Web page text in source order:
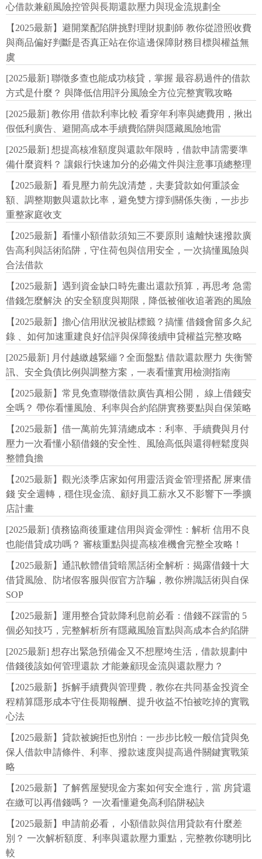
心借款兼顧風險控管與長期還款壓力與現金流規劃全
【2025最新】避開業配陷阱挑對理財規劃師 教你從證照收費
與商品偏好判斷是否真正站在你這邊保障財務目標與權益無
虞
[2025最新] 聯徵多查也能成功核貸，掌握 最容易過件的借款
方式是什麼？ 與降低信用評分風險全方位完整實戰攻略
[2025最新] 教你用 借款利率比較 看穿年利率與總費用，揪出
假低利廣告、避開高成本手續費陷阱與隱藏風險地雷
[2025最新] 想提高核准額度與還款年限時，借款申請需要準
備什麼資料？ 讓銀行快速加分的必備文件與注意事項總整理
【2025最新】看見壓力前先說清楚，夫妻貸款如何重談金
額、調整期數與還款比率，避免雙方撐到關係失衡，一步步
重整家庭收支
【2025最新】看懂小額借款須知三不要原則 遠離快速撥款廣
告高利與話術陷阱，守住荷包與信用安全，一次搞懂風險與
合法借款
【2025最新】遇到資金缺口時先畫出還款預算，再思考 急需
借錢怎麼解決 的安全額度與期限，降低被催收追著跑的風險
【2025最新】擔心信用狀況被貼標籤？搞懂 借錢會留多久紀
錄 、如何加速重建良好信評與保障後續申貸權益完整攻略
[2025最新] 月付越繳越緊繃？全面盤點 借款還款壓力 失衡警
訊、安全負債比例與調整方案，一表看懂實用檢測指南
【2025最新】常見免查聯徵借款廣告真相公開， 線上借錢安
全嗎？ 帶你看懂風險、利率與合約陷阱實務要點與自保策略
【2025最新】借一萬前先算清總成本：利率、手續費與月付
壓力一次看懂小額借錢的安全性、風險高低與還得輕鬆度與
整體負擔
【2025最新】觀光淡季店家如何用靈活資金管理搭配 屏東借
錢 安全週轉，穩住現金流、顧好員工薪水又不影響下一季擴
店計畫
[2025最新] 債務協商後重建信用與資金彈性：解析 信用不良
也能借貸成功嗎？ 審核重點與提高核准機會完整全攻略！
【2025最新】通訊軟體借貸暗黑話術全解析：揭露借錢十大
借貸風險、防堵假客服與假官方詐騙，教你辨識話術與自保
SOP
【2025最新】運用整合貸款降利息前必看：借錢不踩雷的 5
個必知技巧，完整解析所有隱藏風險盲點與高成本合約陷阱
[2025最新] 想存出緊急預備金又不想壓垮生活，借款規劃中
借錢後該如何管理還款 才能兼顧現金流與還款壓力？
【2025最新】拆解手續費與管理費，教你在共同基金投資全
程精算隱形成本守住長期報酬、提升收益不怕被吃掉的實戰
心法
【2025最新】貸款被婉拒也別怕：一步步比較一般信貸與免
保人借款申請條件、利率、撥款速度與提高過件關鍵實戰策
略
【2025最新】了解舊屋變現金方案如何安全進行，當 房貸還
在繳可以再借錢嗎？ 一次看懂避免高利陷阱秘訣
【2025最新】申請前必看， 小額借款與信用貸款有什麼差
別？ 一次解析額度、利率與還款壓力重點，完整教你聰明比
較